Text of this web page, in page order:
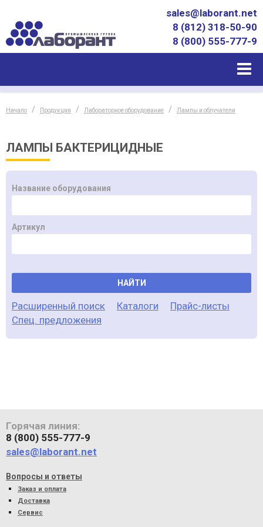
sales@laborant.net
8 (812) 318-50-90
8 (800) 555-777-9
Начало Продукция Лабораторное оборудование Лампы и облучатели
ЛАМПЫ БАКТЕРИЦИДНЫЕ
Название оборудования
Артикул
НАЙТИ
Расширенный поиск Каталоги
Прайс-листы
Спец. предложения
Горячая линия:
8 (800) 555-777-9
sales@laborant.net
Вопросы и ответы
Заказ и оплата
Доставка
Сервис